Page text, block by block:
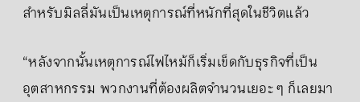
สำหรับมิลลี่มันเป็นเหตุการณ์ที่หนักที่สุดในชีวิตแล้ว
“หลังจากนั้นเหตุการณ์ไฟไหม้ก็เริ่มเข็ดกับธุรกิจที่เป็น
อุตสาหกรรม พวกงานที่ต้องผลิตจำนวนเยอะ ๆ ก็เลยมา